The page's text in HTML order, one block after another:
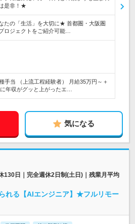
是非！★
たの「生活」を大切に★ 首都圏・大阪圏
ロジェクトをご紹介可能…
手当 （上流工程経験者） 月給35万円～＋
年収がグッと上がったエ…
気になる
130日｜完全週休2日制(土日)｜残業月平均
れる【AIエンジニア】★フルリモー